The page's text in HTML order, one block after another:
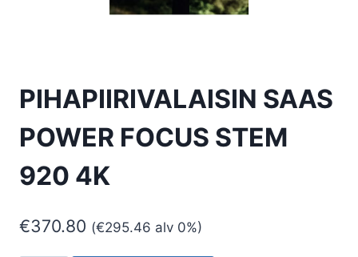
PIHAPIIRIVALAISIN SAAS
POWER FOCUS STEM
920 4K
€370.80 (€295.46 alv 0%)